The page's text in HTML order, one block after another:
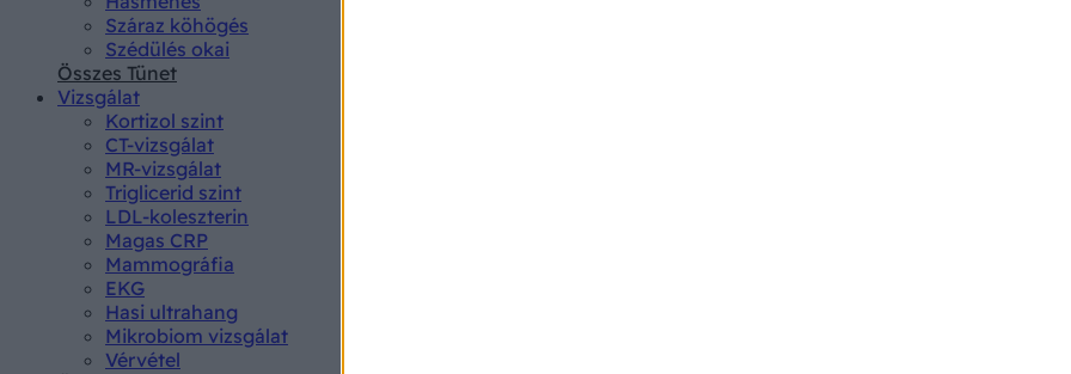
Száraz köhögés
Szédülés okai
Összes Tünet
Vizsgálat
Kortizol szint
CT-vizsgálat
MR-vizsgálat
Triglicerid szint
LDL-koleszterin
Magas CRP
Mammográfia
EKG
Hasi ultrahang
Mikrobiom vizsgálat
Vérvétel